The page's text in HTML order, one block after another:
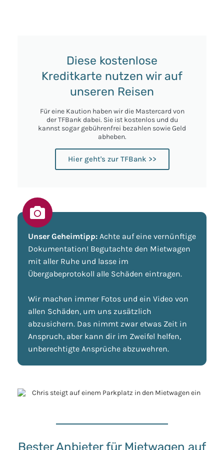
Diese kostenlose
Kreditkarte nutzen wir auf
unseren Reisen
Für eine Kaution haben wir die Mastercard von
der TFBank dabei. Sie ist kostenlos und du
kannst sogar gebührenfrei bezahlen sowie Geld
abheben.
Hier geht's zur TFBank >>
Unser Geheimtipp: Achte auf eine vernünftige
Dokumentation! Begutachte den Mietwagen
mit aller Ruhe und lasse im
Übergabeprotokoll alle Schäden eintragen.
Wir machen immer Fotos und ein Video von
allen Schäden, um uns zusätzlich
abzusichern. Das nimmt zwar etwas Zeit in
Anspruch, aber kann dir im Zweifel helfen,
unberechtigte Ansprüche abzuwehren.
Bester Anbieter für Mietwagen auf